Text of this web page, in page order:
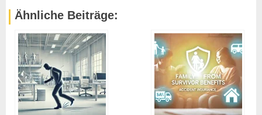
Ähnliche Beiträge: